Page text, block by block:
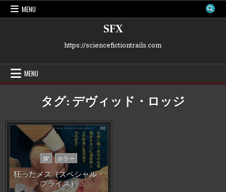
Skip
MENU
SFX
https://sciencefictiontrails.com
MENU
タグ: デヴィッド・ロッジ
Posted
SF ホラー
狂ったメス（スペシャル・
プライス）